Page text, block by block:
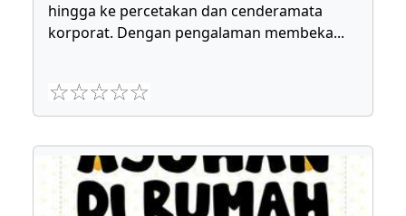
hingga ke percetakan dan cenderamata
korporat. Dengan pengalaman membeka...